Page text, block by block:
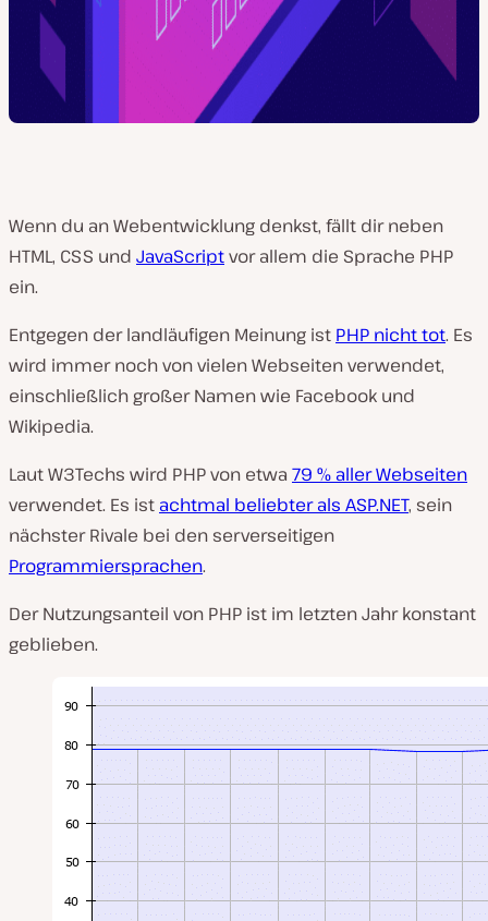
Wenn du an Webentwicklung denkst, fällt dir neben
HTML, CSS und JavaScriptvor allem die Sprache PHP
ein.
Entgegen der landläufigen Meinung ist PHP nicht tot. Es
wird immer noch von vielen Webseiten verwendet,
einschließlich großer Namen wie Facebook und
Wikipedia.
Laut W3Techs wird PHP von etwa 79 % aller Webseiten
verwendet. Es ist achtmal beliebter als ASP.NET, sein
nächster Rivale bei den serverseitigen
Programmiersprachen.
Der Nutzungsanteil von PHP ist im letzten Jahr konstant
geblieben.